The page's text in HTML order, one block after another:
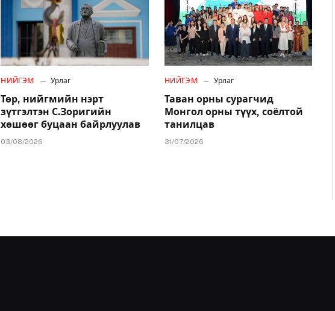
НИЙГЭМ Урлаг
Төр, нийгмийн нэрт
зүтгэлтэн С.Зоригийн
хөшөөг буцаан байрлуулав
03/08/2026
НИЙГЭМ Урлаг
Таван орны сурагчид
Монгол орны түүх, соёлтой
танилцав
31/07/2026